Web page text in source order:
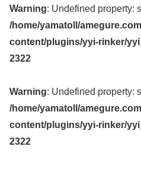
Warning: Undefined property:
/home/yamatoll/
content/plugins/yyi-rinker/
2322
Warning: Undefined property:
/home/yamatoll/
content/plugins/yyi-rinker/
2322